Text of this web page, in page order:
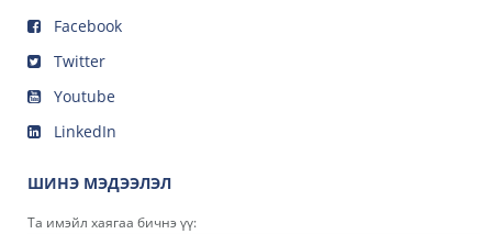
Facebook
Twitter
Youtube
LinkedIn
ШИНЭ МЭДЭЭЛЭЛ
Та имэйл хаягаа бичнэ үү: